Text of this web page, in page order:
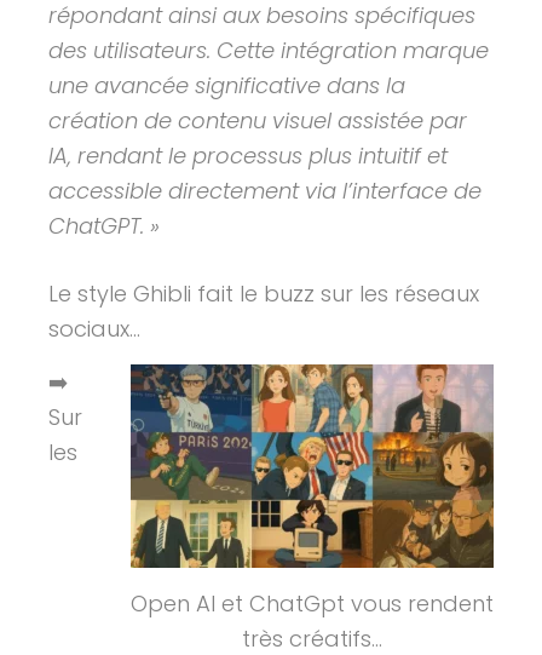
répondant ainsi aux besoins spécifiques
des utilisateurs. ​Cette intégration marque
une avancée significative dans la
création de contenu visuel assistée par
IA, rendant le processus plus intuitif et
accessible directement via l’interface de
ChatGPT. »
Le style Ghibli fait le buzz sur les réseaux
sociaux…
Open AI et ChatGpt vous rendent
très créatifs…
➡️
Sur
les